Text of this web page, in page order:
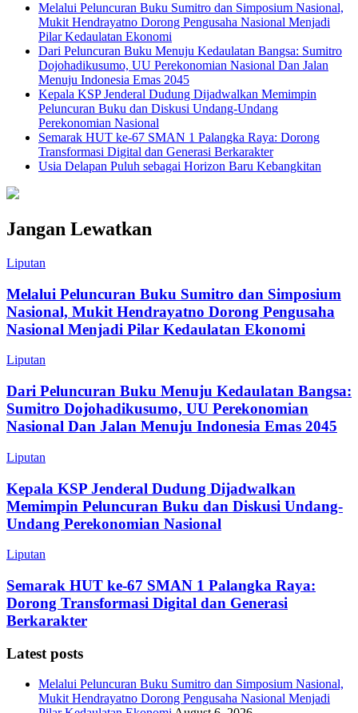
Melalui Peluncuran Buku Sumitro dan Simposium Nasional,
Mukit Hendrayatno Dorong Pengusaha Nasional Menjadi
Pilar Kedaulatan Ekonomi
Dari Peluncuran Buku Menuju Kedaulatan Bangsa: Sumitro
Dojohadikusumo, UU Perekonomian Nasional Dan Jalan
Menuju Indonesia Emas 2045
Kepala KSP Jenderal Dudung Dijadwalkan Memimpin
Peluncuran Buku dan Diskusi Undang-Undang
Perekonomian Nasional
Semarak HUT ke-67 SMAN 1 Palangka Raya: Dorong
Transformasi Digital dan Generasi Berkarakter
Usia Delapan Puluh sebagai Horizon Baru Kebangkitan
Jangan Lewatkan
Liputan
Melalui Peluncuran Buku Sumitro dan Simposium
Nasional, Mukit Hendrayatno Dorong Pengusaha
Nasional Menjadi Pilar Kedaulatan Ekonomi
Liputan
Dari Peluncuran Buku Menuju Kedaulatan Bangsa:
Sumitro Dojohadikusumo, UU Perekonomian
Nasional Dan Jalan Menuju Indonesia Emas 2045
Liputan
Kepala KSP Jenderal Dudung Dijadwalkan
Memimpin Peluncuran Buku dan Diskusi Undang-
Undang Perekonomian Nasional
Liputan
Semarak HUT ke-67 SMAN 1 Palangka Raya:
Dorong Transformasi Digital dan Generasi
Berkarakter
Latest posts
Melalui Peluncuran Buku Sumitro dan Simposium Nasional,
Mukit Hendrayatno Dorong Pengusaha Nasional Menjadi